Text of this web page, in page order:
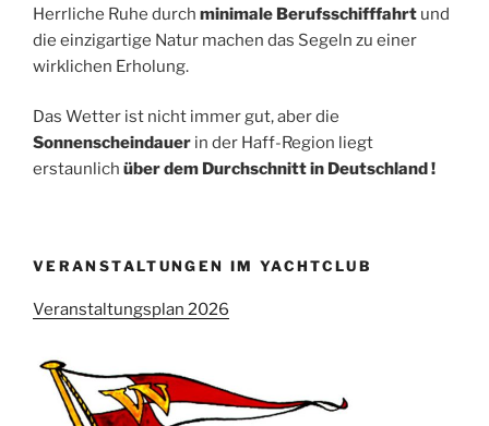
Herrliche Ruhe durch minimale Berufsschifffahrt und
die einzigartige Natur machen das Segeln zu einer
wirklichen Erholung.
Das Wetter ist nicht immer gut, aber die
Sonnenscheindauer in der Haff-Region liegt
erstaunlich über dem Durchschnitt in Deutschland !
VERANSTALTUNGEN IM YACHTCLUB
Veranstaltungsplan 2026